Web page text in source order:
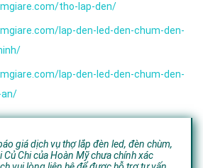
tho-lap-den/
lap-den-led-den-chum-den-
lap-den-led-den-chum-den-
an/
giá dịch vụ thợ lắp đèn led, đèn chùm,
Chi của Hoàn Mỹ chưa chính xác